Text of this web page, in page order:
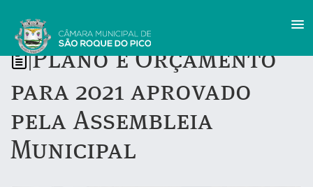
Plano e Orçamento
para 2021 aprovado
pela Assembleia
Municipal